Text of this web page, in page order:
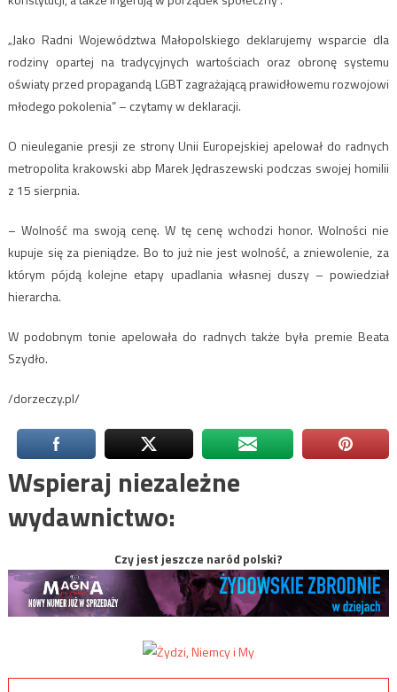
„Jako Radni Województwa Małopolskiego deklarujemy wsparcie dla
rodziny opartej na tradycyjnych wartościach oraz obronę systemu
oświaty przed propagandą LGBT zagrażającą prawidłowemu rozwojowi
młodego pokolenia” – czytamy w deklaracji.
O nieuleganie presji ze strony Unii Europejskiej apelował do radnych
metropolita krakowski abp Marek Jędraszewski podczas swojej homilii
z 15 sierpnia.
– Wolność ma swoją cenę. W tę cenę wchodzi honor. Wolności nie
kupuje się za pieniądze. Bo to już nie jest wolność, a zniewolenie, za
którym pójdą kolejne etapy upadlania własnej duszy – powiedział
hierarcha.
W podobnym tonie apelowała do radnych także była premie Beata
Szydło.
/dorzeczy.pl/
Wspieraj niezależne
wydawnictwo:
Czy jest jeszcze naród polski?